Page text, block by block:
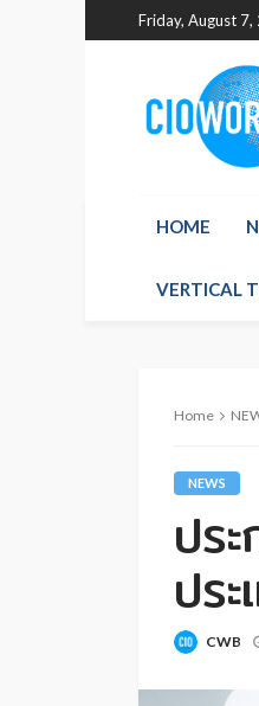
Friday, August 7,
HOME
VERTICAL
Home
NEWS
ปร
ปร
CWB